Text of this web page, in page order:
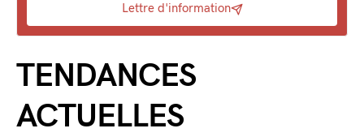
Lettre d'information
TENDANCES
ACTUELLES